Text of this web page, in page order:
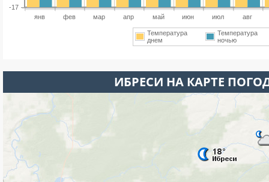
янв фев мар апр май июн июл авг
-17
Температура
днем
Температура
ночью
ИБРЕСИ НА КАРТЕ